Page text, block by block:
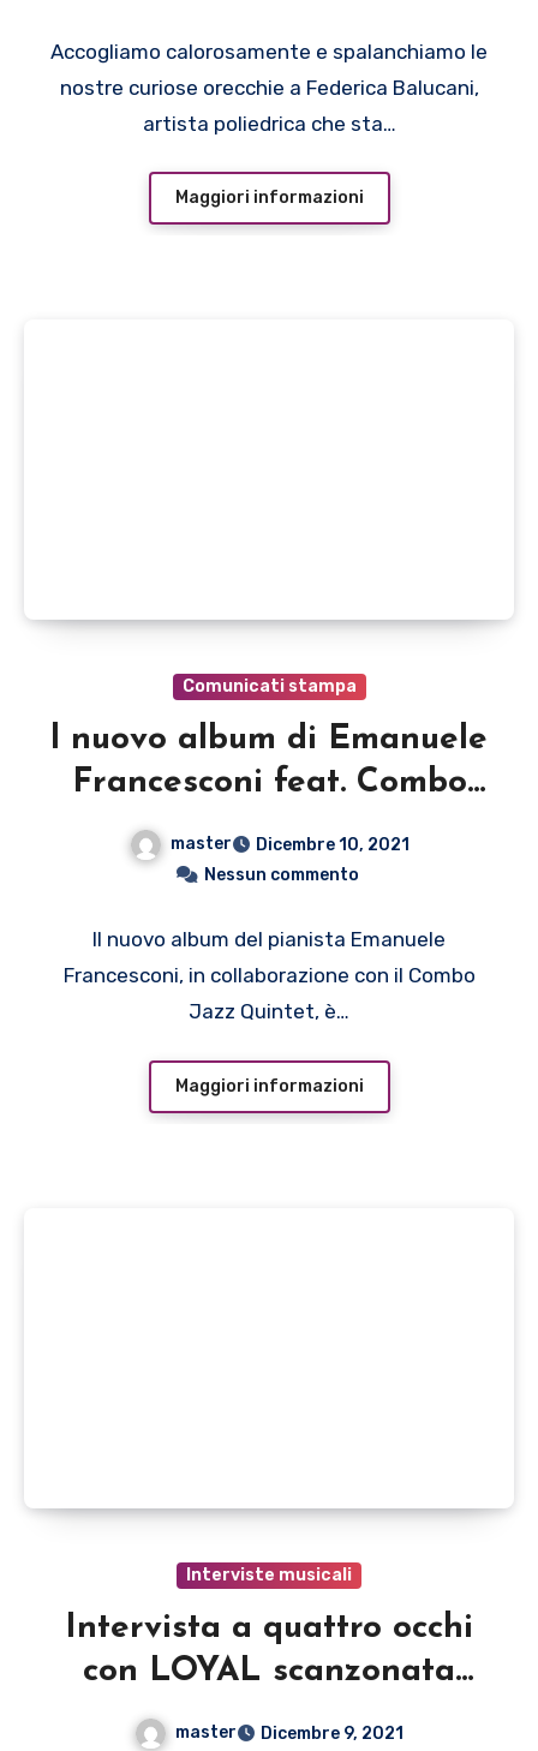
Accogliamo calorosamente e spalanchiamo le
nostre curiose orecchie a Federica Balucani,
artista poliedrica che sta…
Maggiori informazioni
Comunicati stampa
l nuovo album di Emanuele
Francesconi feat. Combo
Jazz Quintet è “TUR – i – N
AROUND” (DDE Records)
master
Dicembre 10, 2021
Nessun commento
Il nuovo album del pianista Emanuele
Francesconi, in collaborazione con il Combo
Jazz Quintet, è…
Maggiori informazioni
Interviste musicali
Intervista a quattro occhi
con LOYAL scanzonata
master Dicembre 9, 2021